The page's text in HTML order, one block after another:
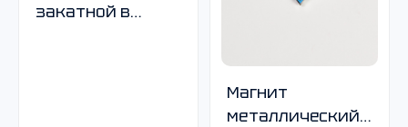
закатной в
Магнит
металлический